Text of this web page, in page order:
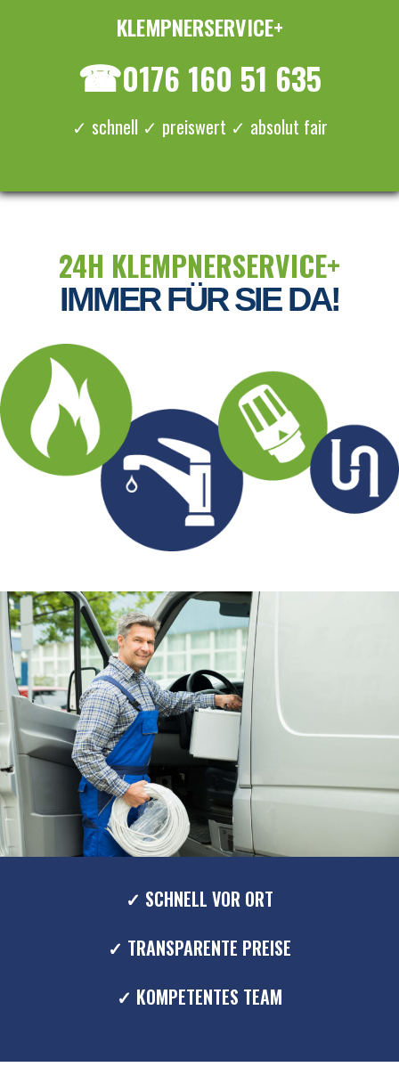
KLEMPNERSERVICE+
☎0176 160 51 635
✓ schnell ✓ preiswert ✓ absolut fair
24H KLEMPNERSERVICE+
IMMER FÜR SIE DA!
✓ SCHNELL VOR ORT
✓ TRANSPARENTE PREISE
✓ KOMPETENTES TEAM